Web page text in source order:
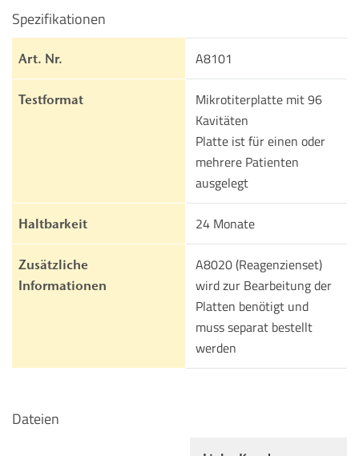
Spezifikationen
Art. Nr. A8101
Testformat
Mikrotiterplatte mit 96
Kavitäten
Platte ist für einen oder
mehrere Patienten
ausgelegt
Haltbarkeit 24 Monate
Zusätzliche
Informationen
A8020 (Reagenzienset)
wird zur Bearbeitung der
Platten benötigt und
muss separat bestellt
werden
Dateien